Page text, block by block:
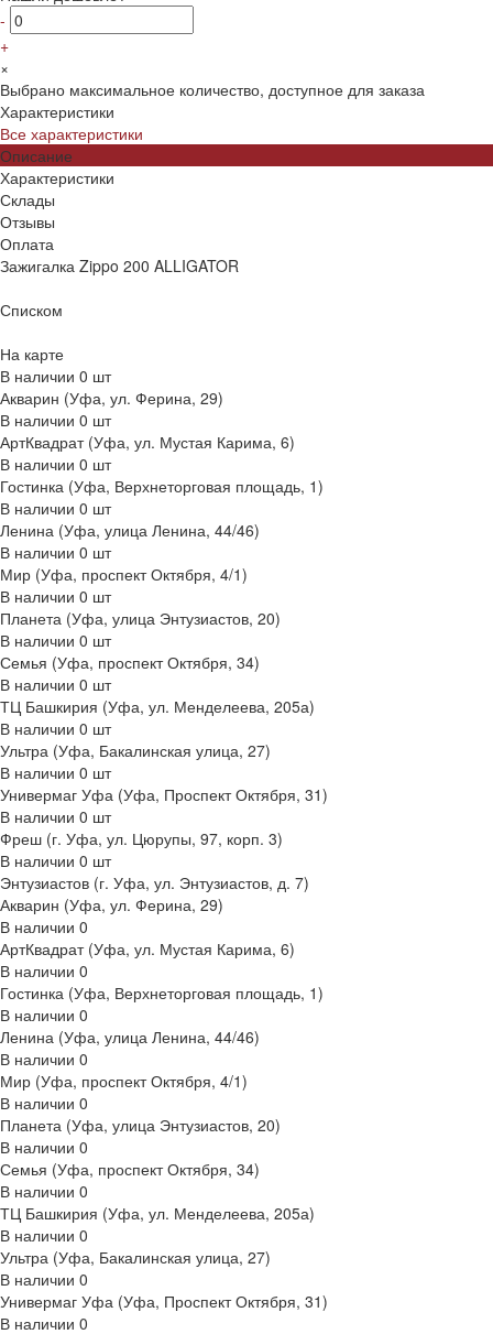
-
+
×
Выбрано максимальное количество, доступное для заказа
Характеристики
Все характеристики
Описание
Характеристики
Склады
Отзывы
Оплата
Зажигалка Zippo 200 ALLIGATOR
Списком
На карте
В наличии 0 шт
Акварин (Уфа, ул. Ферина, 29)
В наличии 0 шт
АртКвадрат (Уфа, ул. Мустая Карима, 6)
В наличии 0 шт
Гостинка (Уфа, Верхнеторговая площадь, 1)
В наличии 0 шт
Ленина (Уфа, улица Ленина, 44/46)
В наличии 0 шт
Мир (Уфа, проспект Октября, 4/1)
В наличии 0 шт
Планета (Уфа, улица Энтузиастов, 20)
В наличии 0 шт
Семья (Уфа, проспект Октября, 34)
В наличии 0 шт
ТЦ Башкирия (Уфа, ул. Менделеева, 205а)
В наличии 0 шт
Ультра (Уфа, Бакалинская улица, 27)
В наличии 0 шт
Универмаг Уфа (Уфа, Проспект Октября, 31)
В наличии 0 шт
Фреш (г‌. Уфа, ул. Цюрупы, 97, корп. 3)
В наличии 0 шт
Энтузиастов (г. Уфа, ул. Энтузиастов, д. 7)
Акварин (Уфа, ул. Ферина, 29)
В наличии 0
АртКвадрат (Уфа, ул. Мустая Карима, 6)
В наличии 0
Гостинка (Уфа, Верхнеторговая площадь, 1)
В наличии 0
Ленина (Уфа, улица Ленина, 44/46)
В наличии 0
Мир (Уфа, проспект Октября, 4/1)
В наличии 0
Планета (Уфа, улица Энтузиастов, 20)
В наличии 0
Семья (Уфа, проспект Октября, 34)
В наличии 0
ТЦ Башкирия (Уфа, ул. Менделеева, 205а)
В наличии 0
Ультра (Уфа, Бакалинская улица, 27)
В наличии 0
Универмаг Уфа (Уфа, Проспект Октября, 31)
В наличии 0